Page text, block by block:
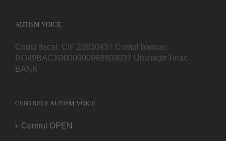
AUTISM VOICE
Codul fiscal: CIF 23830437 Contul bancar:
RO49BACX0000000968803037 Unicredit Tiriac
BANK
CENTRELE AUTISM VOICE
Centrul OPEN